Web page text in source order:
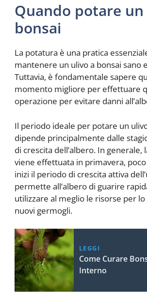
Quando potare un
bonsai
La potatura è una pratica
mantenere un ulivo a bonsai sano
Tuttavia, è fondamentale sapere
momento migliore per effettuare
operazione per evitare danni
Il periodo ideale per potare un
dipende principalmente dalle
di crescita dell’albero. In generale,
viene effettuata in primavera,
inizi il periodo di crescita attiva
permette all’albero di guarire
utilizzare al meglio le risorse per
nuovi germogli.
LEGGI
Come Curare
Interno